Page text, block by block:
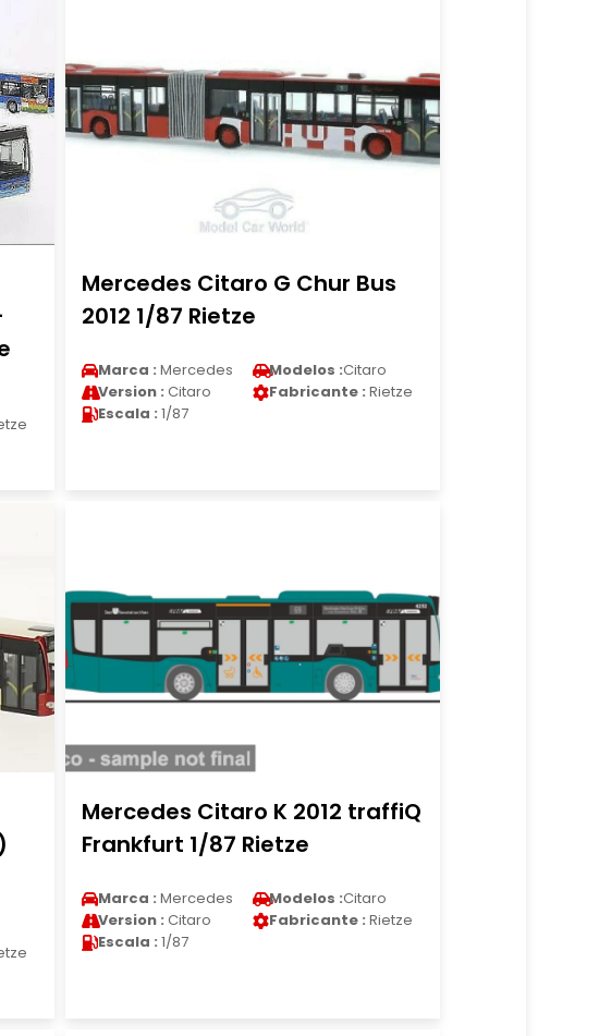
Mercedes Citaro G Chur Bus
2012 1/87 Rietze
Marca : Mercedes Modelos :Citaro
Version : Citaro Fabricante : Rietze
Escala : 1/87
Mercedes Citaro K 2012 traffiQ
Frankfurt 1/87 Rietze
Marca : Mercedes Modelos :Citaro
Version : Citaro Fabricante : Rietze
Escala : 1/87